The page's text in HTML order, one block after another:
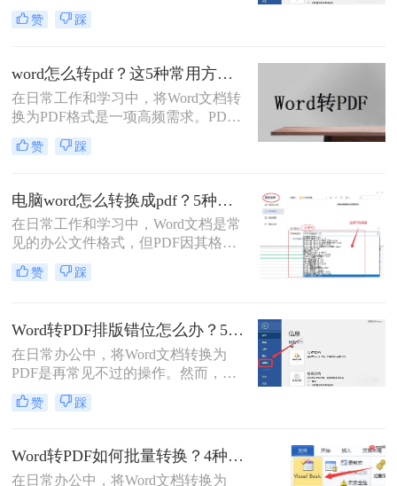
越的跨平台一致性、格式固定性和安
全性，已成为文件分发的首选格式。
辑工具，将其创作的文档转换为PDF
是一项高频且关键的操作。尽管操作
看似简单，但不同的转换方法在效
果、效率和应用场景上却大相径庭。
那么word怎么转pdf呢？
赞 踩
word怎么转pdf？这5种常用方法了解一下！
在日常工作和学习中，将Word文档转
换为PDF格式是一项高频需求。PDF
格式以其格式固定、兼容性强的特
点，成为文件共享和打印的首选。那
Word转PDF的常用方法，帮助您高效
完成转换任务。
赞 踩
电脑word怎么转换成pdf？5种详细方法全解析！
在日常工作和学习中，Word文档是常
见的办公文件格式，但PDF因其格式
固定、兼容性好、安全性高等特点，
成为跨平台共享和打印的首选。那么
为PDF的方法，帮助您根据需求选择
最合适的方案。
赞 踩
Word转PDF排版错位怎么办？5种有效方法彻底解决排版错位问题！
在日常办公中，将Word文档转换为
PDF是再常见不过的操作。然而，很
多用户都遇到过这样的困扰：明明在
Word里排版整齐的文档，转成PDF后
偏、页码丢失等问题。尤其是在提交
重要报告、学术论文或投标文件时，
赞 踩
Word转PDF如何批量转换？4种高效方法详解！
在日常办公中，将Word文档转换为